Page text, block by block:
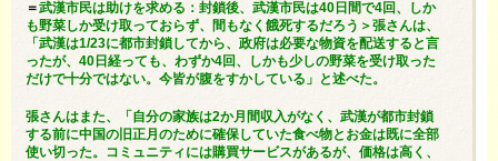
＝武漢市民は助けを求める：封鎖後、武漢市民は40日間で4回、しか
も野菜しか受け取っておらず、間もなく餓死するだろう＞張さんは、
「武漢は1/23に都市封鎖してから、政府は必要な物資を配送すると言
ったが、40日経っても、わずか4回、しかも少しの野菜を受け取った
だけで十分ではない。今皆が腹をすかしている」と述べた。
張さんはまた、「自分の家族は2か月間収入がなく、武漢が都市封鎖
する前に中国の旧正月のために確保していた食べ物とお金は既に全部
使い切った。コミュニティには購買サービスがあるが、価格は高く、